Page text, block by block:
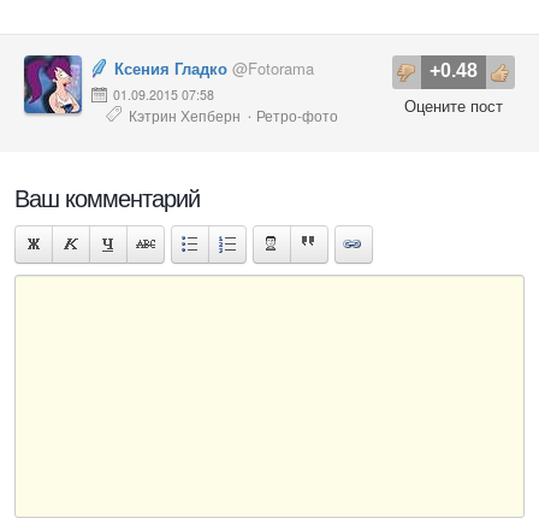
+0.48
Оцените пост
Ксения Гладко @Fotorama
01.09.2015 07:58
Кэтрин Хепберн · Ретро-фото
Ваш комментарий